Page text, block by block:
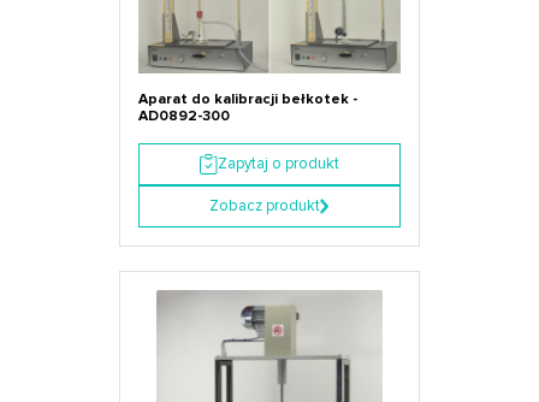
Aparat do kalibracji bełkotek -
AD0892-300
Zapytaj o produkt
Zobacz produkt